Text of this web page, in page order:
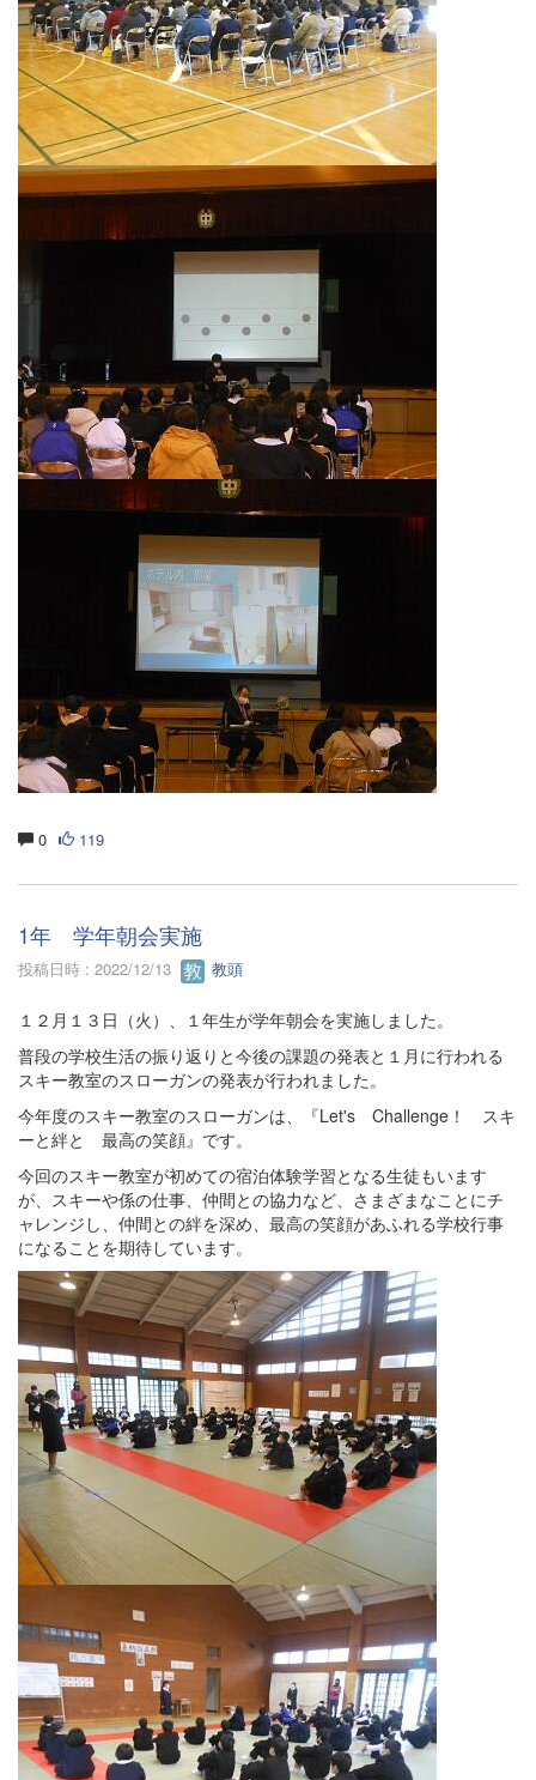
0 119
1年 学年朝会実施
投稿日時 : 2022/12/13 教頭
１２月１３日（火）、１年生が学年朝会を実施しました。
普段の学校生活の振り返りと今後の課題の発表と１月に行われる
スキー教室のスローガンの発表が行われました。
今年度のスキー教室のスローガンは、『Let's Challenge！ スキ
ーと絆と 最高の笑顔』です。
今回のスキー教室が初めての宿泊体験学習となる生徒もいます
が、スキーや係の仕事、仲間との協力など、さまざまなことにチ
ャレンジし、仲間との絆を深め、最高の笑顔があふれる学校行事
になることを期待しています。